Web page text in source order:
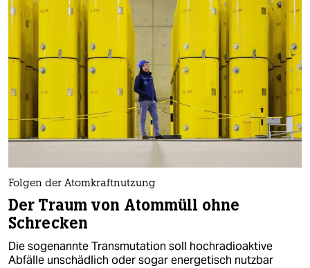
Folgen der Atomkraftnutzung
Der Traum von Atommüll ohne
Schrecken
Die sogenannte Transmutation soll hochradioaktive
Abfälle unschädlich oder sogar energetisch nutzbar